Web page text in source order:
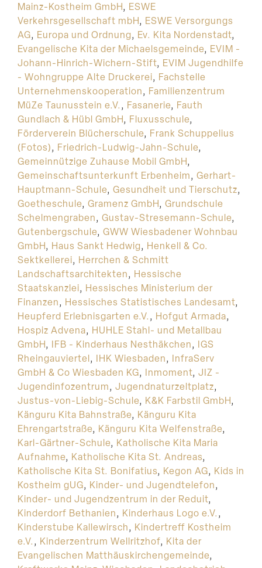
Mainz-Kostheim GmbH, ESWE
Verkehrsgesellschaft mbH, ESWE Versorgungs
AG, Europa und Ordnung, Ev. Kita Nordenstadt,
Evangelische Kita der Michaelsgemeinde, EVIM -
Johann-Hinrich-Wichern-Stift, EVIM Jugendhilfe
- Wohngruppe Alte Druckerei, Fachstelle
Unternehmenskooperation, Familienzentrum
MüZe Taunusstein e.V., Fasanerie, Fauth
Gundlach & Hübl GmbH, Fluxusschule,
Förderverein Blücherschule, Frank Schuppelius
(Fotos), Friedrich-Ludwig-Jahn-Schule,
Gemeinnützige Zuhause Mobil GmbH,
Gemeinschaftsunterkunft Erbenheim, Gerhart-
Hauptmann-Schule, Gesundheit und Tierschutz,
Goetheschule, Gramenz GmbH, Grundschule
Schelmengraben, Gustav-Stresemann-Schule,
Gutenbergschule, GWW Wiesbadener Wohnbau
GmbH, Haus Sankt Hedwig, Henkell & Co.
Sektkellerei, Herrchen & Schmitt
Landschaftsarchitekten, Hessische
Staatskanzlei, Hessisches Ministerium der
Finanzen, Hessisches Statistisches Landesamt,
Heupferd Erlebnisgarten e.V., Hofgut Armada,
Hospiz Advena, HUHLE Stahl- und Metallbau
GmbH, IFB - Kinderhaus Nesthäkchen, IGS
Rheingauviertel, IHK Wiesbaden, InfraServ
GmbH & Co Wiesbaden KG, Inmoment, JIZ -
Jugendinfozentrum, Jugendnaturzeltplatz,
Justus-von-Liebig-Schule, K&K Farbstil GmbH,
Känguru Kita Bahnstraße, Känguru Kita
Ehrengartstraße, Känguru Kita Welfenstraße,
Karl-Gärtner-Schule, Katholische Kita Maria
Aufnahme, Katholische Kita St. Andreas,
Katholische Kita St. Bonifatius, Kegon AG, Kids in
Kostheim gUG, Kinder- und Jugendtelefon,
Kinder- und Jugendzentrum in der Reduit,
Kinderdorf Bethanien, Kinderhaus Logo e.V.,
Kinderstube Kallewirsch, Kindertreff Kostheim
e.V., Kinderzentrum Wellritzhof, Kita der
Evangelischen Matthäuskirchengemeinde,